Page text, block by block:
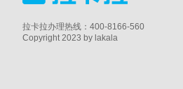
拉卡拉办理热线：400-8166-560
Copyright 2023 by lakala